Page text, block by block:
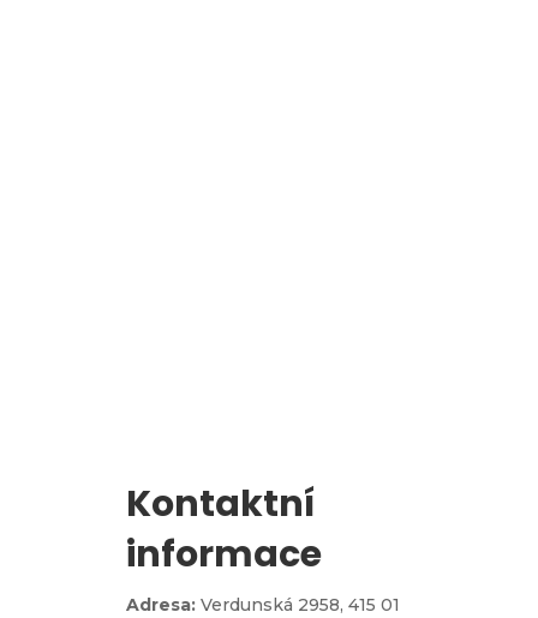
Kontaktní
informace
Adresa: Verdunská 2958, 415 01